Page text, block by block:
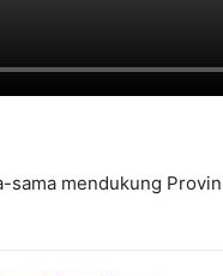
sama mendukung